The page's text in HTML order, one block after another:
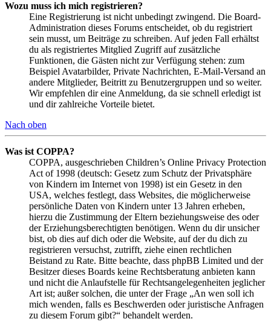
Wozu muss ich mich registrieren?
Eine Registrierung ist nicht unbedingt zwingend. Die Board-
Administration dieses Forums entscheidet, ob du registriert
sein musst, um Beiträge zu schreiben. Auf jeden Fall erhältst
du als registriertes Mitglied Zugriff auf zusätzliche
Funktionen, die Gästen nicht zur Verfügung stehen: zum
Beispiel Avatarbilder, Private Nachrichten, E-Mail-Versand an
andere Mitglieder, Beitritt zu Benutzergruppen und so weiter.
Wir empfehlen dir eine Anmeldung, da sie schnell erledigt ist
und dir zahlreiche Vorteile bietet.
Nach oben
Was ist COPPA?
COPPA, ausgeschrieben Children’s Online Privacy Protection
Act of 1998 (deutsch: Gesetz zum Schutz der Privatsphäre
von Kindern im Internet von 1998) ist ein Gesetz in den
USA, welches festlegt, dass Websites, die möglicherweise
persönliche Daten von Kindern unter 13 Jahren erheben,
hierzu die Zustimmung der Eltern beziehungsweise des oder
der Erziehungsberechtigten benötigen. Wenn du dir unsicher
bist, ob dies auf dich oder die Website, auf der du dich zu
registrieren versuchst, zutrifft, ziehe einen rechtlichen
Beistand zu Rate. Bitte beachte, dass phpBB Limited und der
Besitzer dieses Boards keine Rechtsberatung anbieten kann
und nicht die Anlaufstelle für Rechtsangelegenheiten jeglicher
Art ist; außer solchen, die unter der Frage „An wen soll ich
mich wenden, falls es Beschwerden oder juristische Anfragen
zu diesem Forum gibt?“ behandelt werden.